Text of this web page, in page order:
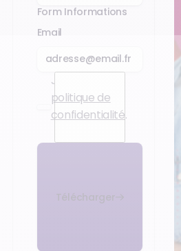
Form Informations
Email
J’accepte la
politique de
confidentialité.
Télécharger